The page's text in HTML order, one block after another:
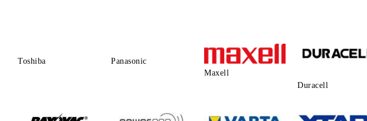
Toshiba
Panasonic
Maxell
Duracell